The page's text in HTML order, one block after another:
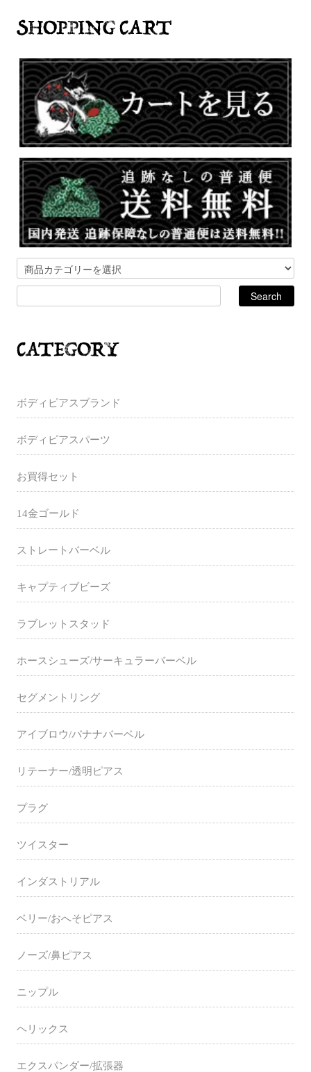
ボディピアスブランド
ボディピアスパーツ
お買得セット
14金ゴールド
ストレートバーベル
キャプティブビーズ
ラブレットスタッド
ホースシューズ/サーキュラーバーベル
セグメントリング
アイブロウ/バナナバーベル
リテーナー/透明ピアス
プラグ
ツイスター
インダストリアル
ベリー/おへそピアス
ノーズ/鼻ピアス
ニップル
ヘリックス
エクスパンダー/拡張器